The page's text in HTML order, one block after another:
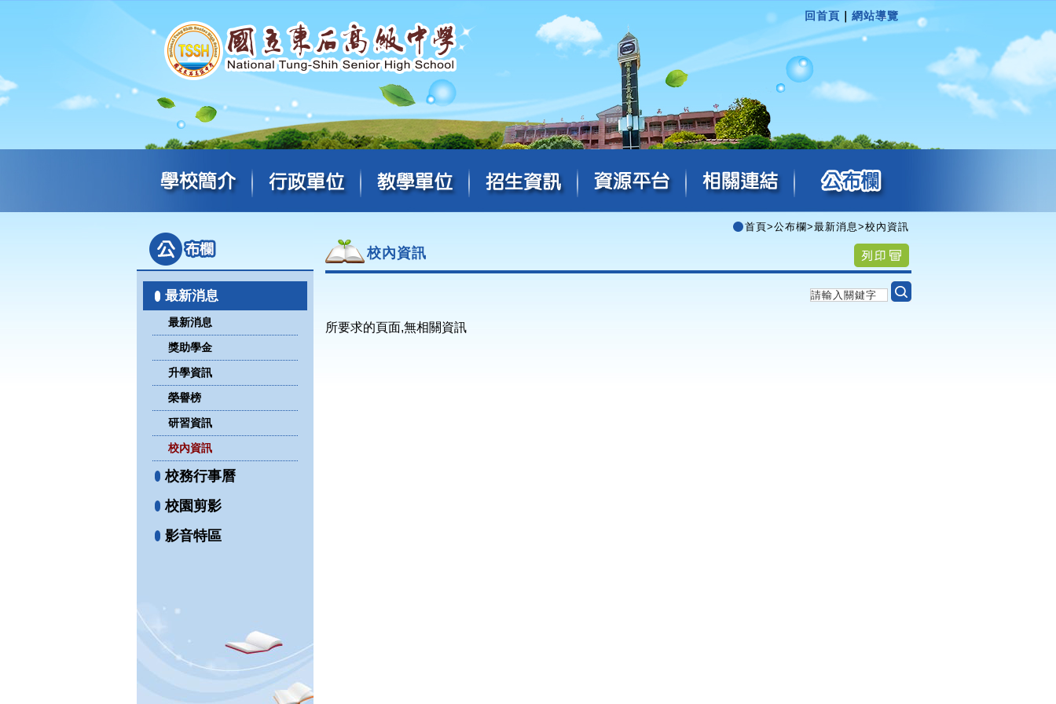
回首頁 網站導覽
最新消息
最新消息
獎助學金
升學資訊
榮譽榜
研習資訊
校內資訊
校務行事曆
校園剪影
影音特區
首頁>公布欄>最新消息>校內資訊
校內資訊
所要求的頁面,無相關資訊